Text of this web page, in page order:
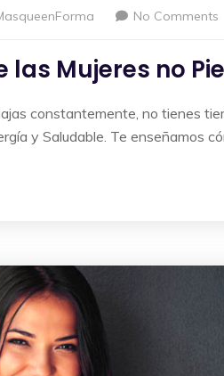
No Comments
las Mujeres no
constantemente, no tienes
y Saludable. Te enseñamos